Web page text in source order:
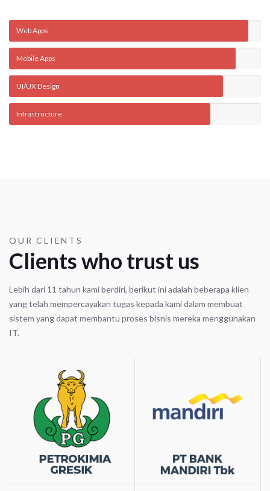
Web Apps
Mobile Apps
UI/UX Design
Infrastructure
OUR CLIENTS
Clients who trust us
Lebih dari 11 tahun kami berdiri, berikut ini adalah beberapa klien
yang telah mempercayakan tugas kepada kami dalam membuat
sistem yang dapat membantu proses bisnis mereka menggunakan
IT.